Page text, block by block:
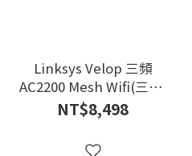
Linksys Velop 三頻
AC2200 Mesh Wifi(三入)
網狀路由器
NT$8,498